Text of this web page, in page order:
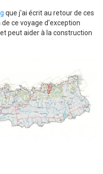
que j'ai écrit au retour de ces
ce voyage d'exception
peut aider à la construction